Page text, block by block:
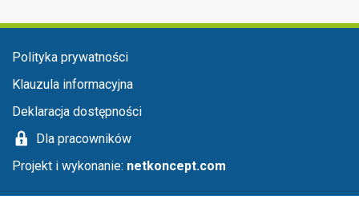
Menu stopka
Polityka prywatności
Klauzula informacyjna
Deklaracja dostępności
Dla pracowników
Projekt i wykonanie: netkoncept.com